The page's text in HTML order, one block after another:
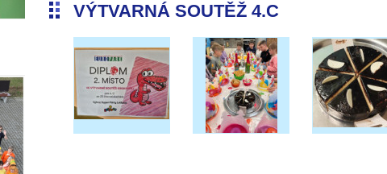
VÝTVARNÁ SOUTĚŽ 4.C